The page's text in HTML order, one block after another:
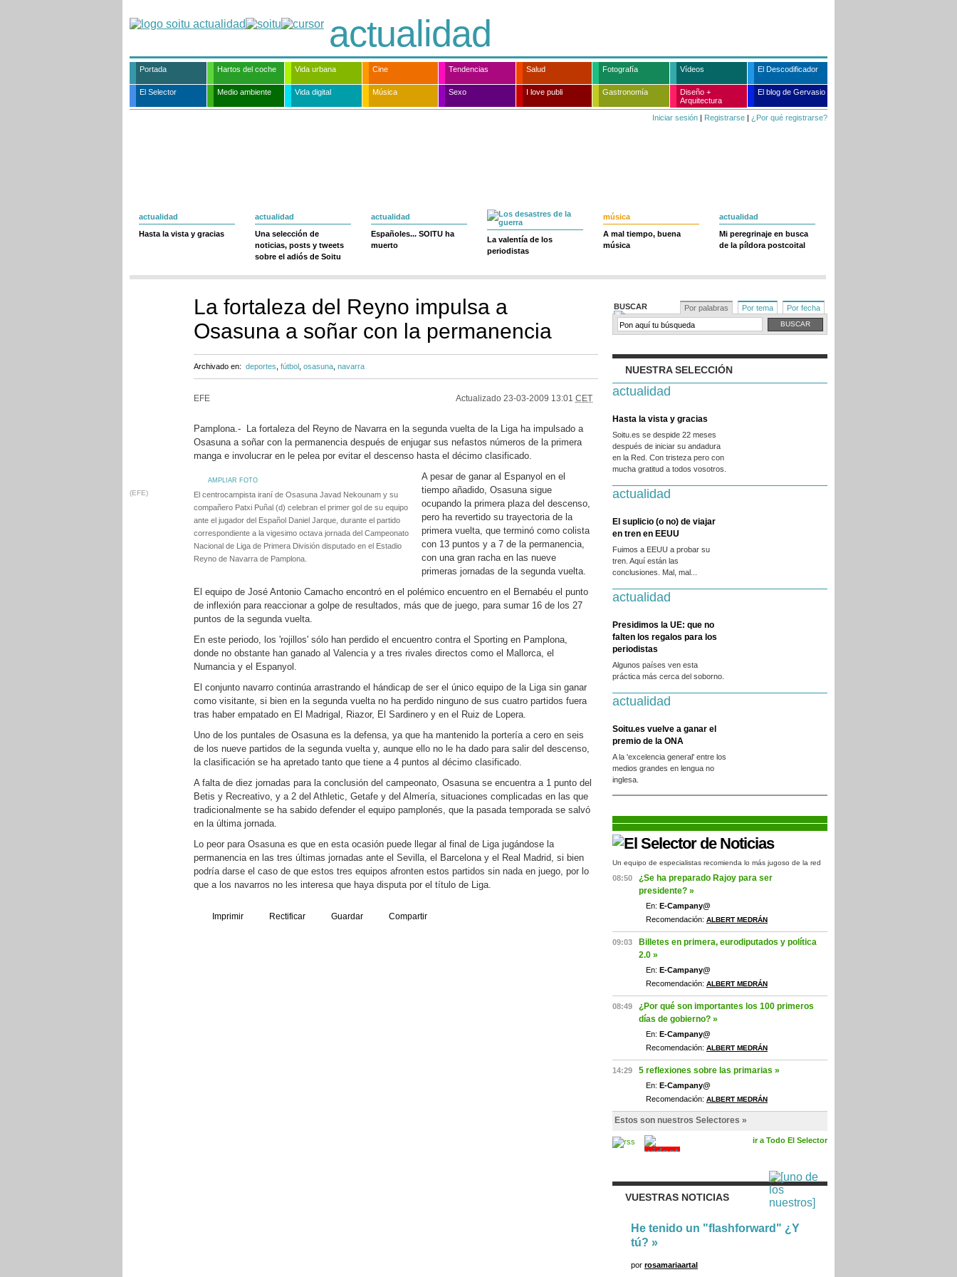
actualidad
Portada Hartos del coche Vida urbana Cine Tendencias Salud Fotografía Vídeos El Descodificador
El Selector Medio ambiente Vida digital Música Sexo I love publi Gastronomía
Diseño +
Arquitectura
El blog de Gervasio
Iniciar sesión | Registrarse | ¿Por qué registrarse?
actualidad
Hasta la vista y gracias
actualidad
Una selección de
noticias, posts y tweets
sobre el adiós de Soitu
actualidad
Españoles... SOITU ha
muerto
La valentía de los
periodistas
música
A mal tiempo, buena
música
actualidad
Mi peregrinaje en busca
de la píldora postcoital
La fortaleza del Reyno impulsa a
Osasuna a soñar con la permanencia
Archivado en: deportes fútbol osasuna navarra
EFE Actualizado 23-03-2009 13:01 CET
Pamplona.- La fortaleza del Reyno de Navarra en la segunda vuelta de la Liga ha impulsado a
Osasuna a soñar con la permanencia después de enjugar sus nefastos números de la primera
manga e involucrar en le pelea por evitar el descenso hasta el décimo clasificado.
AMPLIAR FOTO
(EFE)
El centrocampista iraní de Osasuna Javad Nekounam y su
compañero Patxi Puñal (d) celebran el primer gol de su equipo
ante el jugador del Español Daniel Jarque, durante el partido
correspondiente a la vigesimo octava jornada del Campeonato
Nacional de Liga de Primera División disputado en el Estadio
Reyno de Navarra de Pamplona.
A pesar de ganar al Espanyol en el
tiempo añadido, Osasuna sigue
ocupando la primera plaza del descenso,
pero ha revertido su trayectoria de la
primera vuelta, que terminó como colista
con 13 puntos y a 7 de la permanencia,
con una gran racha en las nueve
primeras jornadas de la segunda vuelta.
El equipo de José Antonio Camacho encontró en el polémico encuentro en el Bernabéu el punto
de inflexión para reaccionar a golpe de resultados, más que de juego, para sumar 16 de los 27
puntos de la segunda vuelta.
En este periodo, los 'rojillos' sólo han perdido el encuentro contra el Sporting en Pamplona,
donde no obstante han ganado al Valencia y a tres rivales directos como el Mallorca, el
Numancia y el Espanyol.
El conjunto navarro continúa arrastrando el hándicap de ser el único equipo de la Liga sin ganar
como visitante, si bien en la segunda vuelta no ha perdido ninguno de sus cuatro partidos fuera
tras haber empatado en El Madrigal, Riazor, El Sardinero y en el Ruiz de Lopera.
Uno de los puntales de Osasuna es la defensa, ya que ha mantenido la portería a cero en seis
de los nueve partidos de la segunda vuelta y, aunque ello no le ha dado para salir del descenso,
la clasificación se ha apretado tanto que tiene a 4 puntos al décimo clasificado.
A falta de diez jornadas para la conclusión del campeonato, Osasuna se encuentra a 1 punto del
Betis y Recreativo, y a 2 del Athletic, Getafe y del Almería, situaciones complicadas en las que
tradicionalmente se ha sabido defender el equipo pamplonés, que la pasada temporada se salvó
en la última jornada.
Lo peor para Osasuna es que en esta ocasión puede llegar al final de Liga jugándose la
permanencia en las tres últimas jornadas ante el Sevilla, el Barcelona y el Real Madrid, si bien
podría darse el caso de que estos tres equipos afronten estos partidos sin nada en juego, por lo
que a los navarros no les interesa que haya disputa por el título de Liga.
Imprimir Rectificar Guardar Compartir
BUSCAR Por palabras Por tema Por fecha
NUESTRA SELECCIÓN
actualidad
Hasta la vista y gracias
Soitu.es se despide 22 meses
después de iniciar su andadura
en la Red. Con tristeza pero con
mucha gratitud a todos vosotros.
actualidad
El suplicio (o no) de viajar
en tren en EEUU
Fuimos a EEUU a probar su
tren. Aquí están las
conclusiones. Mal, mal...
actualidad
Presidimos la UE: que no
falten los regalos para los
periodistas
Algunos países ven esta
práctica más cerca del soborno.
actualidad
Soitu.es vuelve a ganar el
premio de la ONA
A la 'excelencia general' entre los
medios grandes en lengua no
inglesa.
Un equipo de especialistas recomienda lo más jugoso de la red
08:50
¿Se ha preparado Rajoy para ser
presidente? »
En: E-Campany@
Recomendación: ALBERT MEDRÁN
09:03
Billetes en primera, eurodiputados y política
2.0 »
En: E-Campany@
Recomendación: ALBERT MEDRÁN
08:49
¿Por qué son importantes los 100 primeros
días de gobierno? »
En: E-Campany@
Recomendación: ALBERT MEDRÁN
14:29 5 reflexiones sobre las primarias »
En: E-Campany@
Recomendación: ALBERT MEDRÁN
Estos son nuestros Selectores »
ir a Todo El Selector
VUESTRAS NOTICIAS
He tenido un "flashforward" ¿Y
tú? »
por rosamariaartal